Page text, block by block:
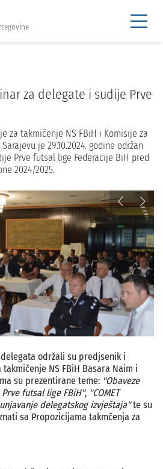
za delegate i sudije Prve
za takmičenje NS FBiH i Komisije za
je 29.10.2024. godine održan
Prve futsal lige Federacije BiH pred
2024/2025.
održali su predjsenik i
NS FBiH Basara Naim i
su prezentirane teme: "Obaveze
futsal lige FBiH", "COMET
delegatskog izvještaja"te su
sa Propozicijama takmčenja za